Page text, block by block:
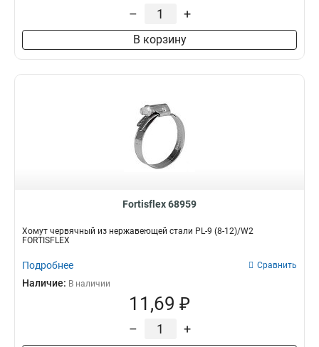
– +
В корзину
Fortisflex 68959
Хомут червячный из нержавеющей стали PL-9 (8-12)/W2
FORTISFLEX
Подробнее Сравнить
Наличие: В наличии
11,69 ₽
– +